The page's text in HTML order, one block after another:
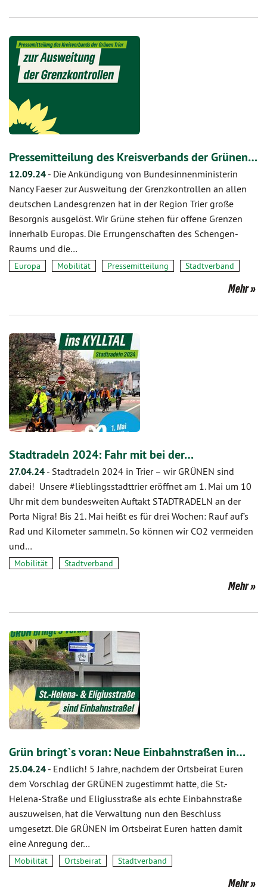
Pressemitteilung des Kreisverbands der Grünen…
12.09.24 - Die Ankündigung von Bundesinnenministerin
Nancy Faeser zur Ausweitung der Grenzkontrollen an allen
deutschen Landesgrenzen hat in der Region Trier große
Besorgnis ausgelöst. Wir Grüne stehen für offene Grenzen
innerhalb Europas. Die Errungenschaften des Schengen-
Raums und die…
Europa Mobilität Pressemitteilung Stadtverband
Mehr
Stadtradeln 2024: Fahr mit bei der…
27.04.24 - Stadtradeln 2024 in Trier – wir GRÜNEN sind
dabei! Unsere #lieblingsstadttrier eröffnet am 1. Mai um 10
Uhr mit dem bundesweiten Auftakt STADTRADELN an der
Porta Nigra! Bis 21. Mai heißt es für drei Wochen: Rauf auf’s
Rad und Kilometer sammeln. So können wir CO2 vermeiden
und…
Mobilität Stadtverband
Mehr
Grün bringt`s voran: Neue Einbahnstraßen in…
25.04.24 - Endlich! 5 Jahre, nachdem der Ortsbeirat Euren
dem Vorschlag der GRÜNEN zugestimmt hatte, die St.-
Helena-Straße und Eligiusstraße als echte Einbahnstraße
auszuweisen, hat die Verwaltung nun den Beschluss
umgesetzt. Die GRÜNEN im Ortsbeirat Euren hatten damit
eine Anregung der…
Mobilität Ortsbeirat Stadtverband
Mehr